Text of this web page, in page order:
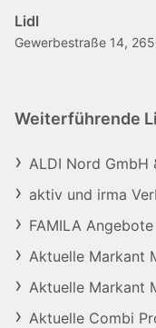
Lidl
Gewerbestraße 14,
Weiterführende
ALDI Nord GmbH
aktiv und irma
FAMILA Angebote
Aktuelle Markant
Aktuelle Markant
Aktuelle Combi